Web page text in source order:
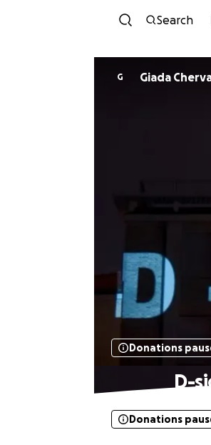
Search
G Giada
Donations
D-
Donations